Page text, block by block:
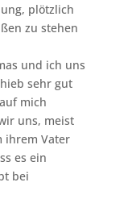
plötzlich
zu stehen
und ich uns
sehr gut
mich
uns, meist
ihrem Vater
es ein
bei